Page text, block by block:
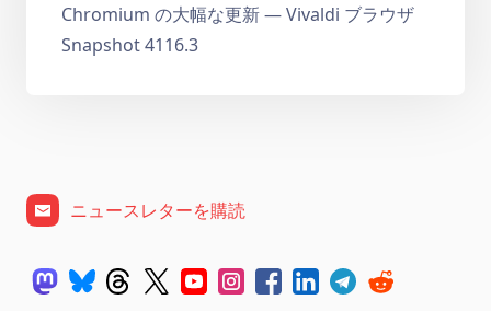
Chromium の大幅な更新 — Vivaldi ブラウザ
Snapshot 4116.3
ニュースレターを購読